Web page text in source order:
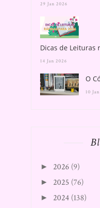
29 Jan 2026
Dicas de Leituras
14 Jan 2026
O
10
► 2026 (9)
► 2025 (76)
► 2024 (138)